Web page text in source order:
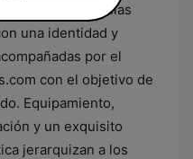
cápsulas
una identidad y
por el
con el objetivo de
Equipamiento,
y un exquisito
jerarquizan a los